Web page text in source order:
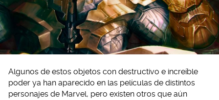
Algunos de estos objetos con destructivo e increíble
poder ya han aparecido en las películas de distintos
personajes de Marvel, pero existen otros que aún